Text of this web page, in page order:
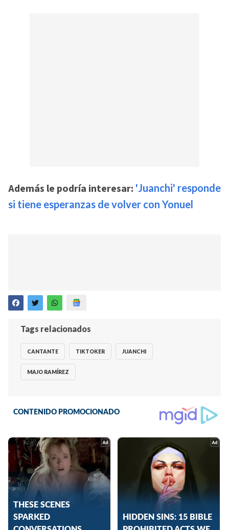
Además le podría interesar: 'Juanchi' responde
si tiene esperanzas de volver con Yonuel
Tags relacionados
CANTANTE TIKTOKER JUANCHI
MAJO RAMÍREZ